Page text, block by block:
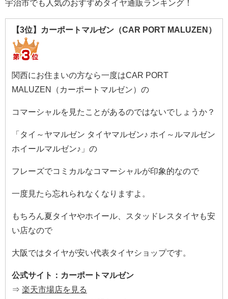
宇治市でも人気のおすすめタイヤ通販ランキング！
【3位】カーポートマルゼン（CAR PORT MALUZEN）
関西にお住まいの方なら一度はCAR PORT
MALUZEN（カーポートマルゼン）の
コマーシャルを見たことがあるのではないでしょうか？
「タイ～ヤマルゼン タイヤマルゼン♪ ホイ～ルマルゼン
ホイールマルゼン♪」の
フレーズでコミカルなコマーシャルが印象的なので
一度見たら忘れられなくなりますよ。
もちろん夏タイヤやホイール、スタッドレスタイヤも安
い店なので
大阪ではタイヤが安い代表タイヤショップです。
公式サイト：カーポートマルゼン
⇒ 楽天市場店を見る